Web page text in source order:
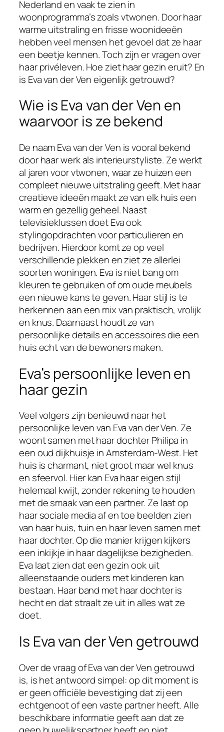
Nederland en vaak te zien in
woonprogramma’s zoals vtwonen. Door haar
warme uitstraling en frisse woonideeën
hebben veel mensen het gevoel dat ze haar
een beetje kennen. Toch zijn er vragen over
haar privéleven. Hoe ziet haar gezin eruit? En
is Eva van der Ven eigenlijk getrouwd?
Wie is Eva van der Ven en
waarvoor is ze bekend
De naam Eva van der Ven is vooral bekend
door haar werk als interieurstyliste. Ze werkt
al jaren voor vtwonen, waar ze huizen een
compleet nieuwe uitstraling geeft. Met haar
creatieve ideeën maakt ze van elk huis een
warm en gezellig geheel. Naast
televisieklussen doet Eva ook
stylingopdrachten voor particulieren en
bedrijven. Hierdoor komt ze op veel
verschillende plekken en ziet ze allerlei
soorten woningen. Eva is niet bang om
kleuren te gebruiken of om oude meubels
een nieuwe kans te geven. Haar stijl is te
herkennen aan een mix van praktisch, vrolijk
en knus. Daarnaast houdt ze van
persoonlijke details en accessoires die een
huis echt van de bewoners maken.
Eva’s persoonlijke leven en
haar gezin
Veel volgers zijn benieuwd naar het
persoonlijke leven van Eva van der Ven. Ze
woont samen met haar dochter Philipa in
een oud dijkhuisje in Amsterdam-West. Het
huis is charmant, niet groot maar wel knus
en sfeervol. Hier kan Eva haar eigen stijl
helemaal kwijt, zonder rekening te houden
met de smaak van een partner. Ze laat op
haar sociale media af en toe beelden zien
van haar huis, tuin en haar leven samen met
haar dochter. Op die manier krijgen kijkers
een inkijkje in haar dagelijkse bezigheden.
Eva laat zien dat een gezin ook uit
alleenstaande ouders met kinderen kan
bestaan. Haar band met haar dochter is
hecht en dat straalt ze uit in alles wat ze
doet.
Is Eva van der Ven getrouwd
Over de vraag of Eva van der Ven getrouwd
is, is het antwoord simpel: op dit moment is
er geen officiële bevestiging dat zij een
echtgenoot of een vaste partner heeft. Alle
beschikbare informatie geeft aan dat ze